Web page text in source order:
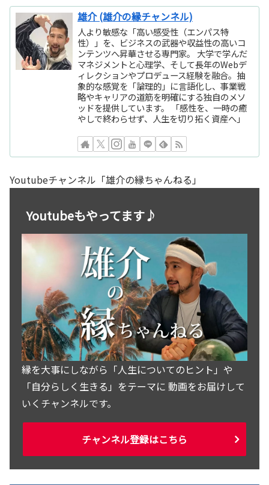
雄介 (雄介の縁チャンネル)
人より敏感な「高い感受性（エンパス特
性）」を、ビジネスの武器や収益性の高いコ
ンテンツへ昇華させる専門家。 大学で学んだ
マネジメントと心理学、そして長年のWebデ
ィレクションやプロデュース経験を融合。抽
象的な感覚を「論理的」に言語化し、事業戦
略やキャリアの道筋を明確にする独自のメソ
ッドを提供しています。 「感性を、一時の癒
やしで終わらせず、人生を切り拓く資産へ」
Youtubeチャンネル「雄介の縁ちゃんねる」
Youtubeもやってます♪
縁を大事にしながら「人生についてのヒント」や
「自分らしく生きる」をテーマに 動画をお届けして
いくチャンネルです。
チャンネル登録はこちら